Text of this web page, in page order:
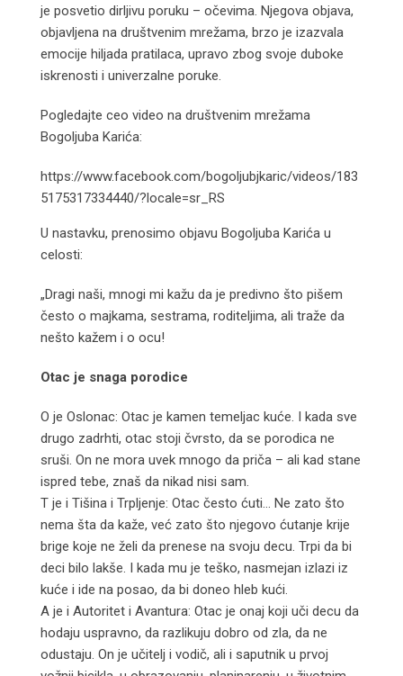
je posvetio dirljivu poruku – očevima. Njegova objava,
objavljena na društvenim mrežama, brzo je izazvala
emocije hiljada pratilaca, upravo zbog svoje duboke
iskrenosti i univerzalne poruke.
Pogledajte ceo video na društvenim mrežama
Bogoljuba Karića:
https://www.facebook.com/bogoljubjkaric/videos/183
5175317334440/?locale=sr_RS
U nastavku, prenosimo objavu Bogoljuba Karića u
celosti:
„Dragi naši, mnogi mi kažu da je predivno što pišem
često o majkama, sestrama, roditeljima, ali traže da
nešto kažem i o ocu!
Otac je snaga porodice
O je Oslonac: Otac je kamen temeljac kuće. I kada sve
drugo zadrhti, otac stoji čvrsto, da se porodica ne
sruši. On ne mora uvek mnogo da priča – ali kad stane
ispred tebe, znaš da nikad nisi sam.
T je i Tišina i Trpljenje: Otac često ćuti… Ne zato što
nema šta da kaže, već zato što njegovo ćutanje krije
brige koje ne želi da prenese na svoju decu. Trpi da bi
deci bilo lakše. I kada mu je teško, nasmejan izlazi iz
kuće i ide na posao, da bi doneo hleb kući.
A je i Autoritet i Avantura: Otac je onaj koji uči decu da
hodaju uspravno, da razlikuju dobro od zla, da ne
odustaju. On je učitelj i vodič, ali i saputnik u prvoj